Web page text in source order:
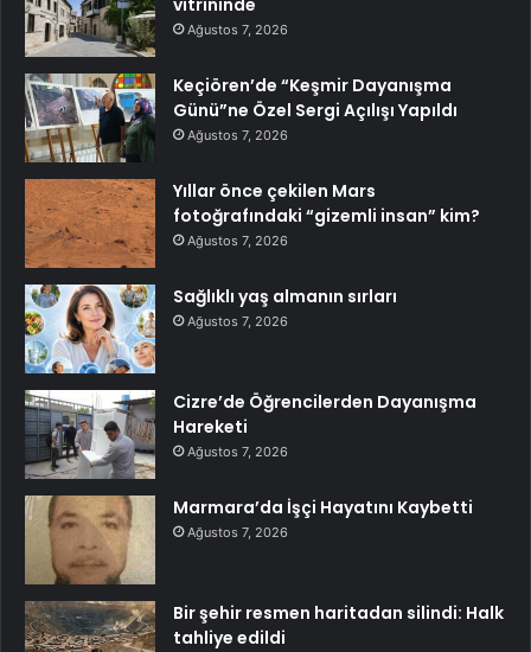
Ağustos 7, 2026
Keçiören’de “Keşmir Dayanışma
Günü”ne Özel Sergi Açılışı Yapıldı
Ağustos 7, 2026
Yıllar önce çekilen Mars
fotoğrafındaki “gizemli insan” kim?
Ağustos 7, 2026
Sağlıklı yaş almanın sırları
Ağustos 7, 2026
Cizre’de Öğrencilerden Dayanışma
Hareketi
Ağustos 7, 2026
Marmara’da İşçi Hayatını Kaybetti
Ağustos 7, 2026
Bir şehir resmen haritadan silindi: Halk
tahliye edildi